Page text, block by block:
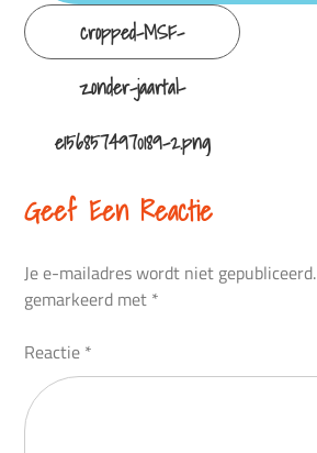
Continue
Reading
cropped-MSF-
zonder-jaartal-
e1568574970189-2.png
Geef Een Reactie
Je e-mailadres wordt niet gepubliceerd.
gemarkeerd met *
Reactie *